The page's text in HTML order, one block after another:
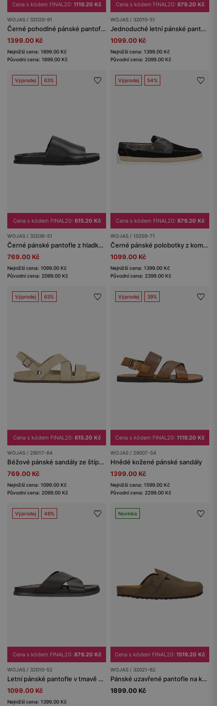
Cena s kódem FINAL20: 1119.20 Kč
WOJAS / 32020-91
Černé pohodlné pánské pantofle na korkové podrážce
1399.00 Kč
Nejnižší cena: 1899.00 Kč
Původní cena: 1899.00 Kč
Cena s kódem FINAL20: 879.20 Kč
WOJAS / 32010-51
Jednoduché letní pánské pantofle z černé kůže
1099.00 Kč
Nejnižší cena: 1399.00 Kč
Původní cena: 2099.00 Kč
Výprodej 63%
Cena s kódem FINAL20: 615.20 Kč
WOJAS / 32036-51
Černé pánské pantofle z hladké lícové kůže
769.00 Kč
Nejnižší cena: 1099.00 Kč
Původní cena: 2099.00 Kč
Výprodej 54%
Cena s kódem FINAL20: 879.20 Kč
WOJAS / 10259-71
Černé pánské polobotky z kombinované kůže
1099.00 Kč
Nejnižší cena: 1399.00 Kč
Původní cena: 2399.00 Kč
Výprodej 63%
Cena s kódem FINAL20: 615.20 Kč
WOJAS / 29017-64
Béžové pánské sandály ze štípenky
769.00 Kč
Nejnižší cena: 1099.00 Kč
Původní cena: 2099.00 Kč
Výprodej 39%
Cena s kódem FINAL20: 1119.20 Kč
WOJAS / 29007-54
Hnědé kožené pánské sandály
1399.00 Kč
Nejnižší cena: 1599.00 Kč
Původní cena: 2299.00 Kč
Výprodej 48%
Cena s kódem FINAL20: 879.20 Kč
WOJAS / 32010-52
Letní pánské pantofle v tmavě hnědé barvě
1099.00 Kč
Nejnižší cena: 1399.00 Kč
Novinka
Cena s kódem FINAL20: 1519.20 Kč
WOJAS / 32021-62
Pánské uzavřené pantofle na korkové podrážce
1899.00 Kč